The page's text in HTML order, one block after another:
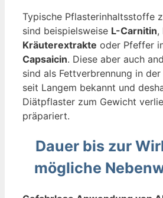
Typische Pflasterinhaltsstoffe
sind beispielsweise L-Carnitin,
Kräuterextrakte oder Pfeffer
Capsaicin. Diese aber auch
sind als Fettverbrennung in
seit Langem bekannt und
Diätpflaster zum Gewicht
präpariert.
Dauer bis zur
mögliche